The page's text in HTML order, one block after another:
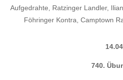
Aufgedrahte, Ratzinger Landler,
Föhringer Kontra, Camptown
740.